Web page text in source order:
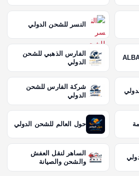
النسر للشحن الدولي
الفارس الذهبي للشحن
الدولي
شركة الفارس للشحن
الدولي
حول العالم للشحن الدولي
الساهر لنقل العفش
والشحن والصيانة